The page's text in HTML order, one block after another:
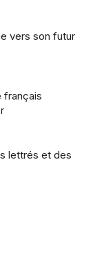
vers son futur
français
lettrés et des